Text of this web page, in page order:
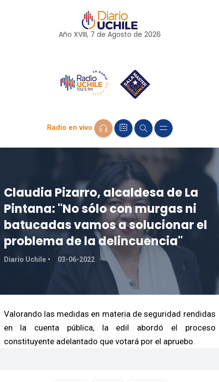
Año XVIII, 7 de Agosto de 2026
Radio en vivo
Claudia Pizarro, alcaldesa de La
Pintana: "No sólo con murgas ni
batucadas vamos a solucionar el
problema de la delincuencia"
Diario Uchile 03-06-2022
Valorando las medidas en materia de seguridad rendidas
en la cuenta pública, la edil abordó el proceso
constituyente adelantado que votará por el apruebo.